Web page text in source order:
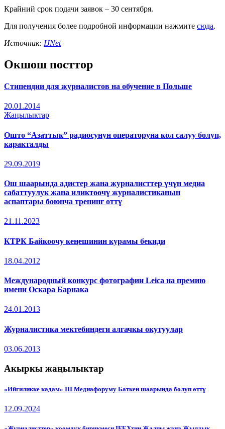
Крайний срок подачи заявок – 30 сентября.
Для получения более подробной информации нажмите сюда.
Источник: IJNet
Окшош посттор
Стипендии для журналистов на обучение в Польше
20.01.2014
Жаңылыктар
Ошто “Азаттык” радиосунун операторуна кол салуу болуп,
каракталды
29.09.2019
Ош шаарында адистер жана журналисттер үчүн медиа
сабаттуулук жана иликтөөчү журналистиканын
аспаптары боюнча тренинг өттү
21.11.2023
КТРК Байкоочу кеңешинин курамы бекиди
18.04.2012
Международный конкурс фотографии Leica на премию
имени Оскара Барнака
24.01.2013
Журналистика мектебиндеги алгачкы окутуулар
03.06.2013
Акыркы жаңылыктар
«Ийгиликке кадам» III Медиафоруму Баткен шаарында болуп өттү
12.09.2024